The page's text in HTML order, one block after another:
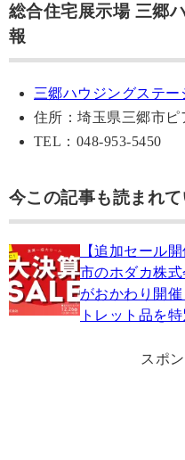
総合住宅展示場 三郷
報
三郷ハウジングステー
住所：埼玉県三郷市ピ
TEL：048-953-5450
今この記事も読まれ
【追加セール
市のホダカ株式
がおかわり開
トレット品を
スポ